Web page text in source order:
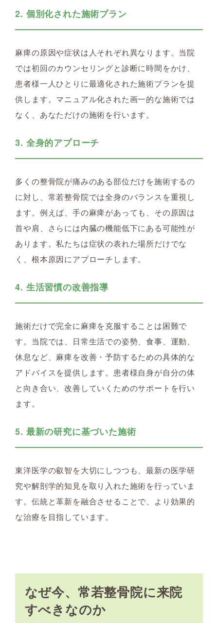
2. 個別化された施術プラン
麻痺の原因や症状は人それぞれ異なります。当院
では初回のカウンセリングと診断に時間をかけ、
患者様一人ひとりに最適化された施術プランを提
供します。マニュアル化された画一的な施術では
なく、あなただけの施術を行います。
3. 全身的アプローチ
多くの整骨院が痛みのある部位だけを施術するの
に対し、常若整骨院では全身のバランスを重視し
ます。例えば、手の麻痺があっても、その原因は
首や肩、さらには内臓の機能低下にある可能性が
あります。私たちは症状の表れた場所だけでな
く、根本原因にアプローチします。
4. 生活習慣の改善指導
施術だけで完全に麻痺を克服することは困難で
す。当院では、日常生活での姿勢、食事、運動、
休息など、麻痺を改善・予防するための具体的な
アドバイスを提供します。患者様自身が自分の体
と向き合い、改善していくためのサポートを行い
ます。
5. 最新の研究に基づいた施術
東洋医学の叡智を大切にしつつも、最新の医学研
究や解剖学的知見を取り入れた施術を行っていま
す。伝統と革新を融合させることで、より効果的
な治療を目指しています。
なぜ今、常若整骨院に来院
すべきなのか